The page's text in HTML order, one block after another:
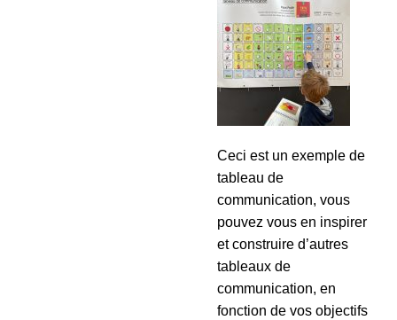
Ceci est un exemple de
tableau de
communication, vous
pouvez vous en inspirer
et construire d’autres
tableaux de
communication, en
fonction de vos objectifs